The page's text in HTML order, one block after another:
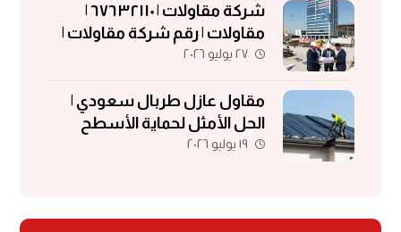
شركة مقاولات | ٦٧٦٣٢١١٠ |
مقاولات | رقم شركة مقاولات |
مقاولات الكويت
٢٧ يوليو ٢٠٢٦
مقاول عازل طربال سعودي |
الحل الأمثل لحماية الأسطح
والمباني
١٩ يوليو ٢٠٢٦